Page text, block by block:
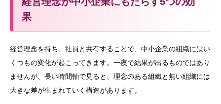
果
経営理念を持ち、社員と共有することで、中小企業の組織にはい
くつもの変化が起こってきます。一夜で結果が出るものではあり
ませんが、長い時間軸で見ると、理念のある組織と無い組織には
大きな差が生まれていく構造があります。